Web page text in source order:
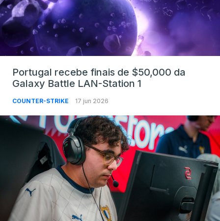
Portugal recebe finais de $50,000 da
Galaxy Battle LAN-Station 1
COUNTER-STRIKE 17 jun 2026